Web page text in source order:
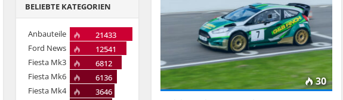
BELIEBTE KATEGORIEN
Anbauteile
Archiv
21433
Ford News
12541
Fiesta Mk3
1989-96
6812
Fiesta Mk6
2001-08
6136
Fiesta Mk4
3646
30